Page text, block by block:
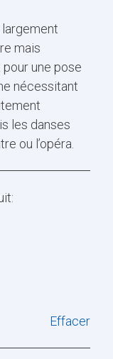
mais
une pose
nécessitant
les danses
ou l’opéra.
Effacer